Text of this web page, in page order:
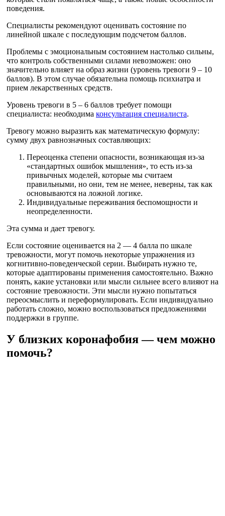
поведения.
Специалисты рекомендуют оценивать состояние по
линейной шкале с последующим подсчетом баллов.
Проблемы с эмоциональным состоянием настолько сильны,
что контроль собственными силами невозможен: оно
значительно влияет на образ жизни (уровень тревоги 9 – 10
баллов). В этом случае обязательна помощь психиатра и
прием лекарственных средств.
Уровень тревоги в 5 – 6 баллов требует помощи
специалиста: необходима консультация специалиста.
Тревогу можно выразить как математическую формулу:
сумму двух равнозначных составляющих:
Переоценка степени опасности, возникающая из-за
«стандартных ошибок мышления», то есть из-за
привычных моделей, которые мы считаем
правильными, но они, тем не менее, неверны, так как
основываются на ложной логике.
Индивидуальные переживания беспомощности и
неопределенности.
Эта сумма и дает тревогу.
Если состояние оценивается на 2 — 4 балла по шкале
тревожности, могут помочь некоторые упражнения из
когнитивно-поведенческой серии. Выбирать нужно те,
которые адаптированы применения самостоятельно. Важно
понять, какие установки или мысли сильнее всего влияют на
состояние тревожности. Эти мысли нужно попытаться
переосмыслить и переформулировать. Если индивидуально
работать сложно, можно воспользоваться предложениями
поддержки в группе.
У близких коронафобия — чем можно
помочь?